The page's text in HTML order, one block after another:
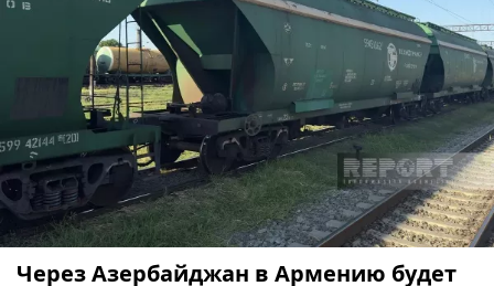
Через Азербайджан в Армению будет